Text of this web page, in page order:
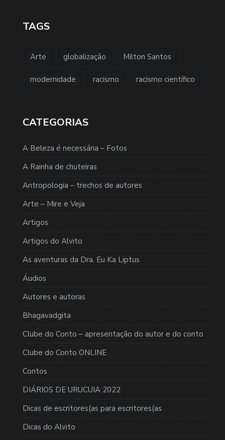
TAGS
Arte globalização Milton Santos
modernidade racismo racismo científico
CATEGORIAS
A Beleza é necessária – Fotos
A Rainha de chuteiras
Antropologia – trechos de autores
Arte – Mire e Veja
Artigos
Artigos do Alvito
As aventuras da Dra. Eu Ka Liptus
Áudios
Autores e autoras
Bhagavadgita
Clube do Conto – apresentação do autor e do conto
Clube do Conto ONLINE
Contos
DIÁRIOS DE URUCUIA 2022
Dicas de escritores(as para escritores(as
Dicas do Alvito